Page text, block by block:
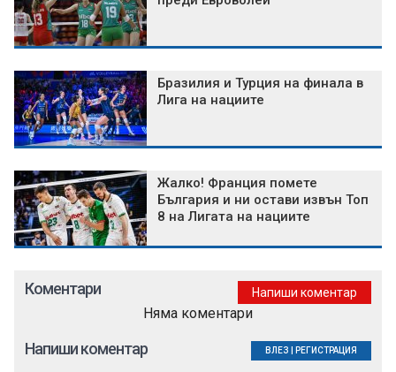
Бразилия и Турция на финала в
Лига на нациите
Жалко! Франция помете
България и ни остави извън Топ
8 на Лигата на нациите
Коментари Напиши коментар
Няма коментари
Напиши коментар ВЛЕЗ РЕГИСТРАЦИЯ